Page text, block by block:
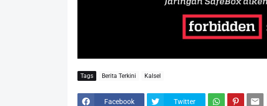
Tags Berita Terkini Kalsel
Facebook Twitter